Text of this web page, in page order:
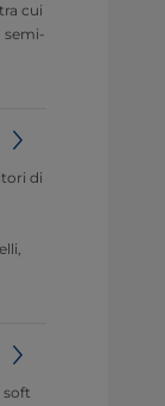
cui
semi-
di
soft